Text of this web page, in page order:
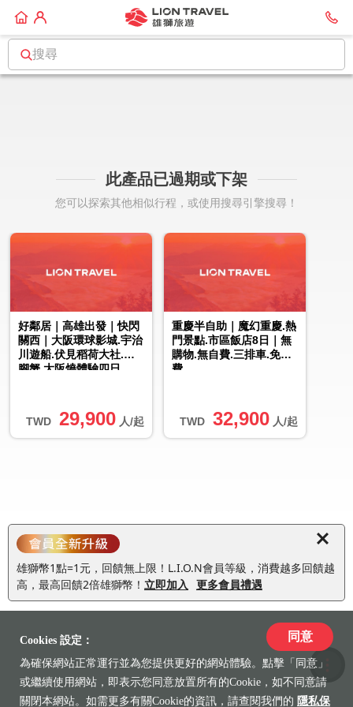
雄獅幣1點=1元，回饋無上限！L.I.O.N會員等級，消費越多回饋越
高，最高回饋2倍雄獅幣！ 立即加入 更多會員禮遇
搜尋
此產品已過期或下架
您可以探索其他相似行程，或使用搜尋引擎搜尋！
TWD 29,900 人/起
好鄰居｜高雄出發｜快閃
關西｜大阪環球影城.宇治
川遊船.伏見稻荷大社.長
腳蟹.大阪燒體驗四日
TWD 32,900 人/起
重慶半自助｜魔幻重慶.熱
門景點.市區飯店8日｜無
購物.無自費.三排車.免小
費
收藏
Cookies 設定：
為確保網站正常運行並為您提供更好的網站體驗。點擊「同意」
或繼續使用網站，即表示您同意放置所有的Cookie，如不同意請
關閉本網站。如需更多有關Cookie的資訊，請查閱我們的 隱私保
同意